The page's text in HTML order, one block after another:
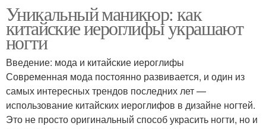
Уникальный маникюр: как
китайские иероглифы украшают
ногти
Введение: мода и китайские иероглифы
Современная мода постоянно развивается, и один из
самых интересных трендов последних лет —
использование китайских иероглифов в дизайне ногтей.
Это не просто оригинальный способ украсить ногти, но и